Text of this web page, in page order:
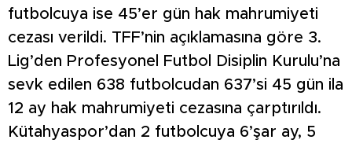
futbolcuya ise 45’er gün hak mahrumiyeti
cezası verildi. TFF’nin açıklamasına göre 3.
Lig’den Profesyonel Futbol Disiplin Kurulu’na
sevk edilen 638 futbolcudan 637’si 45 gün ila
12 ay hak mahrumiyeti cezasına çarptırıldı.
Kütahyaspor’dan 2 futbolcuya 6’şar ay, 5